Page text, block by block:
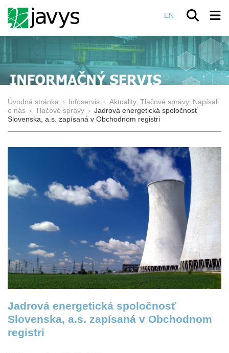
EN
Úvodná stránka › Infoservis › Aktuality, Tlačové správy, Napísali
o nás › Tlačové správy › Jadrová energetická spoločnosť
Slovenska, a.s. zapísaná v Obchodnom registri
Jadrová energetická spoločnosť
Slovenska, a.s. zapísaná v Obchodnom
registri